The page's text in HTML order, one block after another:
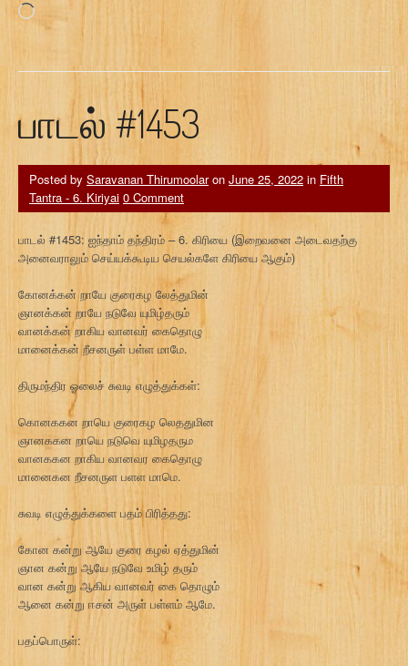
Loading…
பாடல் #1453
Posted by Saravanan Thirumoolaron June 25, 2022 in Fifth
Tantra - 6. Kiriyai 0 Comment
பாடல் #1453: ஐந்தாம் தந்திரம் – 6. கிரியை (இறைவனை அடைவதற்கு
அனைவராலும் செய்யக்கூடிய செயல்களே கிரியை ஆகும்)
கோனக்கன் றாயே குரைகழ லேத்துமின்
ஞானக்கன் றாயே நடுவே யுமிழ்தரும்
வானக்கன் றாகிய வானவர் கைதொழு
மானைக்கன் றீசனருள் பள்ள மாமே.
திருமந்திர ஓலைச் சுவடி எழுத்துக்கள்:
கொனககன றாயெ குரைகழ லெததுமின
ஞானககன றாயெ நடுவெ யுமிழதரும
வானககன றாகிய வானவர கைதொழு
மானைகன றீசனருள பளள மாமெ.
சுவடி எழுத்துக்களை பதம் பிரித்தது:
கோன கன்று ஆயே குரை கழல் ஏத்துமின்
ஞான கன்று ஆயே நடுவே உமிழ் தரும்
வான கன்று ஆகிய வானவர் கை தொழும்
ஆனை கன்று ஈசன் அருள் பள்ளம் ஆமே.
பதப்பொருள்: